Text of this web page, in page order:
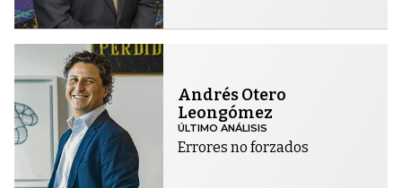
Andrés Otero
Leongómez
ÚLTIMO ANÁLISIS
Errores no forzados